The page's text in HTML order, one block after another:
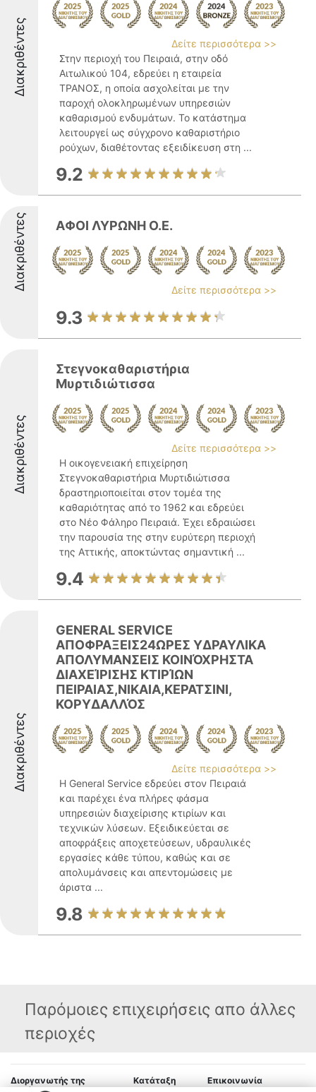
Διακριθέντες
Δείτε περισσότερα >>
Στην περιοχή του Πειραιά, στην οδό
Αιτωλικού 104, εδρεύει η εταιρεία
ΤΡΑΝΟΣ, η οποία ασχολείται με την
παροχή ολοκληρωμένων υπηρεσιών
καθαρισμού ενδυμάτων. Το κατάστημα
λειτουργεί ως σύγχρονο καθαριστήριο
ρούχων, διαθέτοντας εξειδίκευση στη ...
9.2
Διακριθέντες ΑΦΟΙ ΛΥΡΩΝΗ Ο.Ε.
Δείτε περισσότερα >>
9.3
Διακριθέντες
Στεγνοκαθαριστήρια
Μυρτιδιώτισσα
Δείτε περισσότερα >>
Η οικογενειακή επιχείρηση
Στεγνοκαθαριστήρια Μυρτιδιώτισσα
δραστηριοποιείται στον τομέα της
καθαριότητας από το 1962 και εδρεύει
στο Νέο Φάληρο Πειραιά. Έχει εδραιώσει
την παρουσία της στην ευρύτερη περιοχή
της Αττικής, αποκτώντας σημαντική ...
9.4
Διακριθέντες
GENERAL SERVICΕ
ΑΠΟΦΡΑΞΕΙΣ24ΩΡΕΣ ΥΔΡΑΥΛΙΚΑ
ΑΠΟΛΥΜΑΝΣΕΙΣ ΚΟΙΝΌΧΡΗΣΤΑ
ΔΙΑΧΕΊΡΙΣΗΣ ΚΤΙΡΊΩΝ
ΠΕΙΡΑΙΑΣ,ΝΙΚΑΙΑ,ΚΕΡΑΤΣΙΝΙ,
ΚΟΡΥΔΑΛΛΌΣ
Δείτε περισσότερα >>
Η General Service εδρεύει στον Πειραιά
και παρέχει ένα πλήρες φάσμα
υπηρεσιών διαχείρισης κτιρίων και
τεχνικών λύσεων. Εξειδικεύεται σε
αποφράξεις αποχετεύσεων, υδραυλικές
εργασίες κάθε τύπου, καθώς και σε
απολυμάνσεις και απεντομώσεις με
άριστα ...
9.8
Παρόμοιες επιχειρήσεις απο άλλες
περιοχές
Διοργανωτής της
Κατάταξη Επικοινωνία